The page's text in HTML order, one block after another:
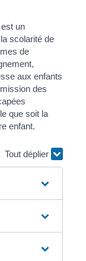
un
scolarité de
de
aux enfants
des
que soit la
enfant.
Tout déplier